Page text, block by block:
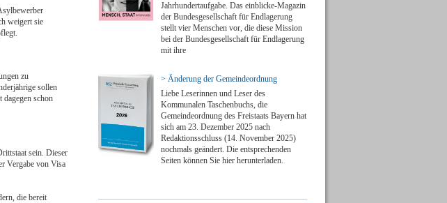
weigert sie
zu
sollen
schon
sein. Dieser
Vergabe von Visa
die bereit
Jahrhundertaufgabe. Das einblicke-Magazin
der Bundesgesellschaft für Endlagerung
stellt vier Menschen vor, die diese Mission
bei der Bundesgesellschaft für Endlagerung
mit ihre
> Änderung der Gemeindeordnung
Liebe Leserinnen und Leser des
Kommunalen Taschenbuchs, die
Gemeindeordnung des Freistaats Bayern hat
sich am 23. Dezember 2025 nach
Redaktionsschluss (14. November 2025)
nochmals geändert. Die entsprechenden
Seiten können Sie hier herunterladen.